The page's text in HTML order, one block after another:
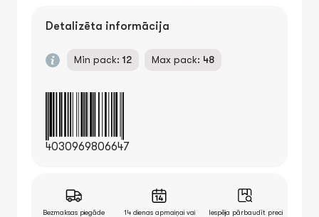
Detalizēta informācija
Min pack: 12 Max pack: 48
4030969806647
Bezmaksas piegāde
14 dienas apmaiņai vai
Iespēja pārbaudīt preci